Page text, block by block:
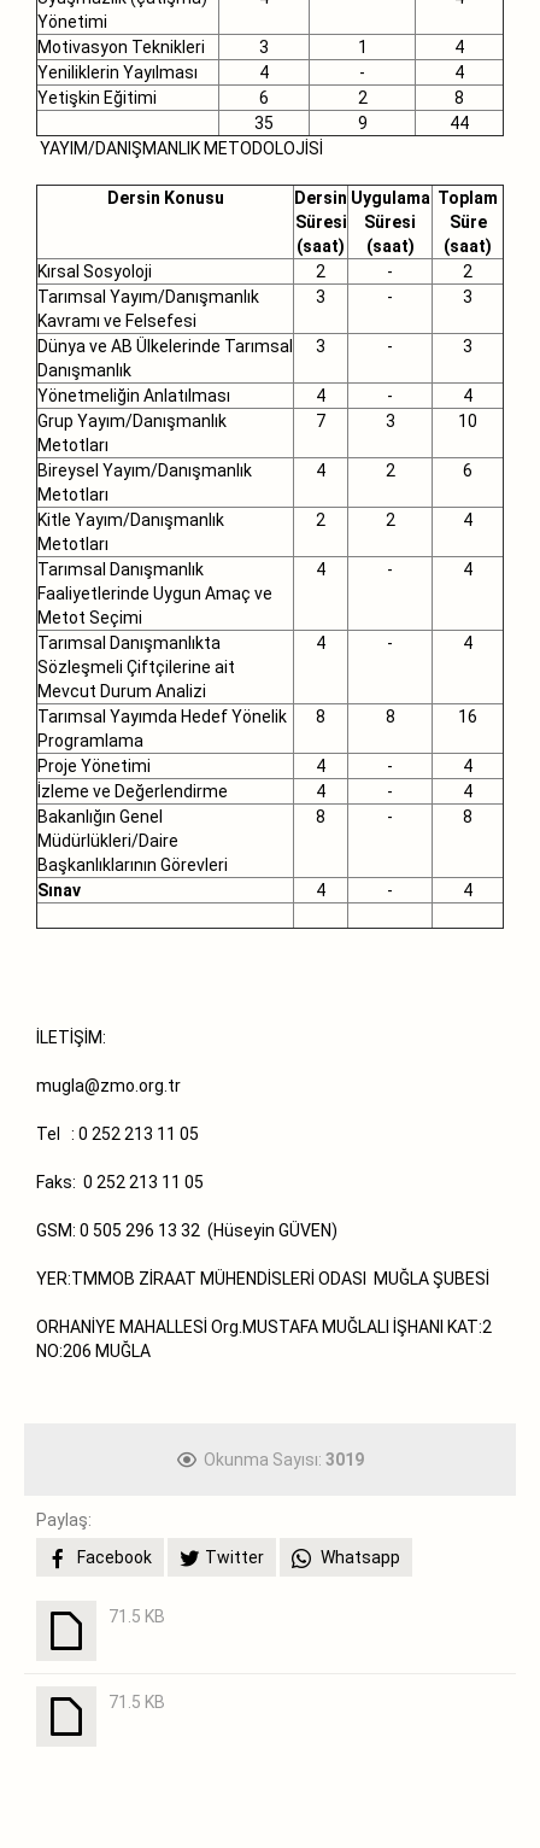
Yönetimi
Motivasyon Teknikleri 3 1
4
Yeniliklerin Yayılması
4 -
4
Yetişkin Eğitimi
6 2
8
35
9
44
YAYIM/DANIŞMANLIK METODOLOJİSİ
Dersin Konusu
Dersin
Süresi
(saat)
Uygulama
Süresi
(saat)
Toplam
Süre
(saat)
Kırsal Sosyoloji
2 -
2
Tarımsal Yayım/Danışmanlık
Kavramı ve Felsefesi
3 - 3
Dünya ve AB Ülkelerinde Tarımsal
Danışmanlık
3 - 3
Yönetmeliğin Anlatılması 4 -
4
Grup Yayım/Danışmanlık
Metotları
7 3 10
Bireysel Yayım/Danışmanlık
Metotları
4 2 6
Kitle Yayım/Danışmanlık
Metotları
2 2 4
Tarımsal Danışmanlık
Faaliyetlerinde Uygun Amaç ve
Metot Seçimi
4 - 4
Tarımsal Danışmanlıkta
Sözleşmeli Çiftçilerine ait
Mevcut Durum Analizi
4 - 4
Tarımsal Yayımda Hedef Yönelik
Programlama
8 8 16
Proje Yönetimi 4 -
4
İzleme ve Değerlendirme
4 -
4
Bakanlığın Genel
Müdürlükleri/Daire
Başkanlıklarının Görevleri
8 - 8
Sınav 4 - 4
İLETİŞİM:
mugla@zmo.org.tr
Tel : 0 252 213 11 05
Faks: 0 252 213 11 05
GSM: 0 505 296 13 32 (Hüseyin GÜVEN)
YER:TMMOB ZİRAAT MÜHENDİSLERİ ODASI MUĞLA ŞUBESİ
ORHANİYE MAHALLESİ Org.MUSTAFA MUĞLALI İŞHANI KAT:2
NO:206 MUĞLA
Okunma Sayısı: 3019
Paylaş:
Facebook
Twitter Whatsapp
71.5 KB
71.5 KB